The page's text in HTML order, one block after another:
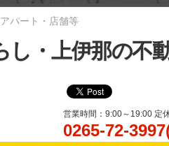
パート・店舗等
し・上伊那の不
営業時間：9:00～19:00 定
0265-72-